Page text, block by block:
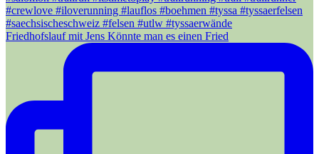
Friedhofslauf mit Jens Könnte man es einen Fried